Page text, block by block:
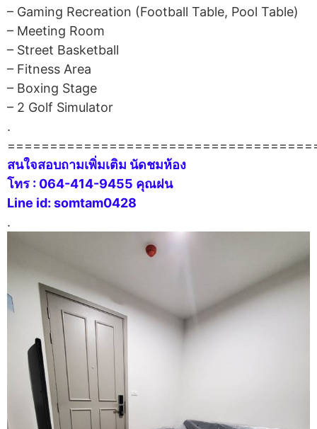
– Gaming Recreation (Football Table, Pool Table)
– Meeting Room
– Street Basketball
– Fitness Area
– Boxing Stage
– 2 Golf Simulator
.
สนใจสอบถามเพิ่มเติม นัดชมห้อง
โทร : 064-414-9455 คุณฝน
Line id: somtam0428
.